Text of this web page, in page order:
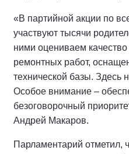
«В партийной акции по
участвуют тысячи
ними оцениваем качество
ремонтных работ,
технической базы. Здесь
Особое внимание –
безоговорочный
Андрей Макаров.
Парламентарий отметил,